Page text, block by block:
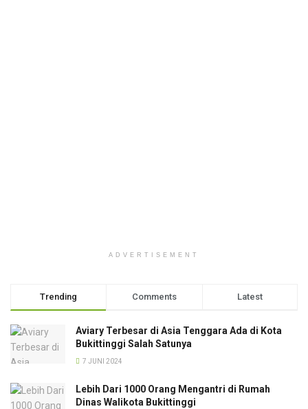
ADVERTISEMENT
Trending Comments Latest
Aviary Terbesar di Asia Tenggara Ada di Kota
Bukittinggi Salah Satunya
7 JUNI 2024
Lebih Dari 1000 Orang Mengantri di Rumah
Dinas Walikota Bukittinggi